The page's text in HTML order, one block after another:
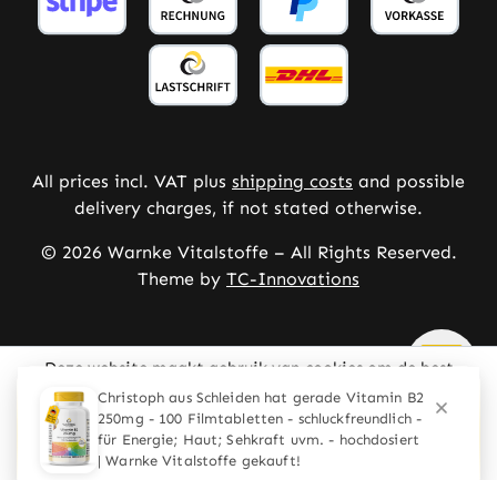
All prices incl. VAT plus shipping costs and possible
delivery charges, if not stated otherwise.
© 2026 Warnke Vitalstoffe – All Rights Reserved.
Theme by TC-Innovations
Deze website maakt gebruik van cookies om de best
mogelijke ervaring te bieden Meer informatie ...
Alleen technisch noodzakelijke
Configureren